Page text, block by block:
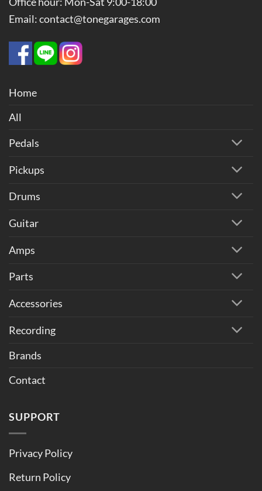
Email: contact@tonegarages.com
Home
All
Pedals
Pickups
Drums
Guitar
Amps
Parts
Accessories
Recording
Brands
Contact
SUPPORT
Privacy Policy
Return Policy